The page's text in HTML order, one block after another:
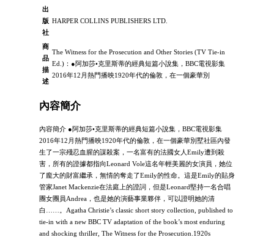
出
版
社
HARPER COLLINS PUBLISHERS LTD.
商
品
描
述
The Witness for the Prosecution and Other Stories (TV Tie-in
Ed.)：●阿加莎•克里斯蒂的經典短篇小說集，BBC電視影集
2016年12月熱門播映1920年代的倫敦，在一個豪華別
內容簡介
內容簡介 ●阿加莎•克里斯蒂的經典短篇小說集，BBC電視影集
2016年12月熱門播映1920年代的倫敦，在一個豪華別墅社區內發
生了一宗殘忍血腥的謀殺案，一名富有的法國女人Emily遭到殺
害，所有的證據都指向Leonard Vole這名年輕美麗的女演員，她位
了龐大的財富繼承，無情的奪走了Emily的性命。這是Emily的貼身
管家Janet Mackenzie在法庭上的證詞，但是Leonard堅持一名合唱
團女團員Andrea，也是她的演藝事業夥伴，可以證明她的清
白……。Agatha Christie’s classic short story collection, published to
tie-in with a new BBC TV adaptation of the book’s most enduring
and shocking thriller, The Witness for the Prosecution.1920s